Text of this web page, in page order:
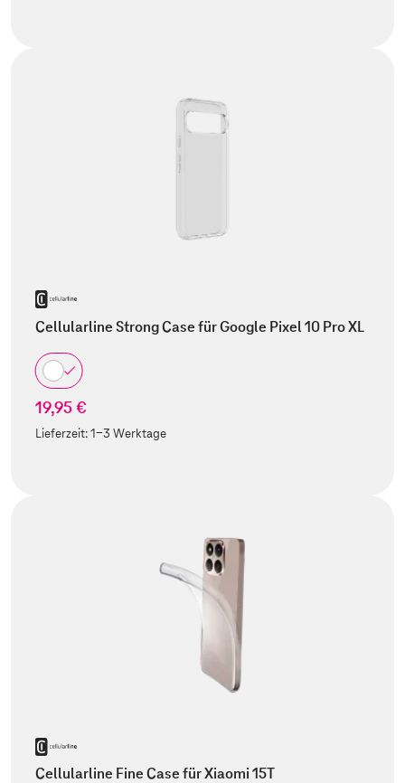
Cellularline Strong Case für Google Pixel 10 Pro XL
19,95 €
Lieferzeit:1-3 Werktage
Cellularline Fine Case für Xiaomi 15T